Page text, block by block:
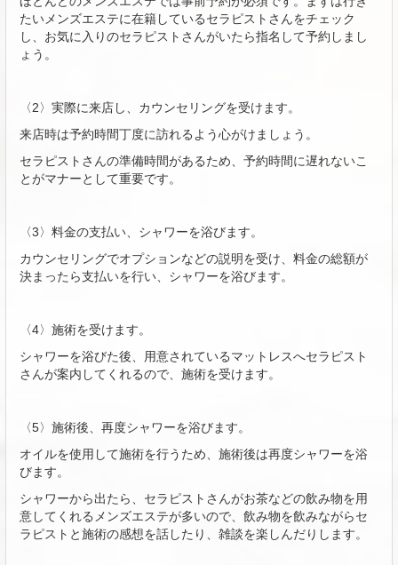
たいメンズエステに在籍しているセラピストさんをチェック
し、お気に入りのセラピストさんがいたら指名して予約しまし
ょう。
〈2〉実際に来店し、カウンセリングを受けます。
来店時は予約時間丁度に訪れるよう心がけましょう。
セラピストさんの準備時間があるため、予約時間に遅れないこ
とがマナーとして重要です。
〈3〉料金の支払い、シャワーを浴びます。
カウンセリングでオプションなどの説明を受け、料金の総額が
決まったら支払いを行い、シャワーを浴びます。
〈4〉施術を受けます。
シャワーを浴びた後、用意されているマットレスへセラピスト
さんが案内してくれるので、施術を受けます。
〈5〉施術後、再度シャワーを浴びます。
オイルを使用して施術を行うため、施術後は再度シャワーを浴
びます。
シャワーから出たら、セラピストさんがお茶などの飲み物を用
意してくれるメンズエステが多いので、飲み物を飲みながらセ
ラピストと施術の感想を話したり、雑談を楽しんだりします。